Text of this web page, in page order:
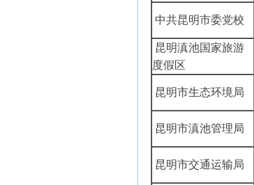
中共昆明市委党校
昆明滇池国家旅游
度假区
昆明市生态环境局
昆明市滇池管理局
昆明市交通运输局